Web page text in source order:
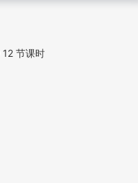
12 节课时